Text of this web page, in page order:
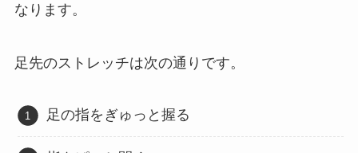
なります。
足先のストレッチは次の通りです。
足の指をぎゅっと握る